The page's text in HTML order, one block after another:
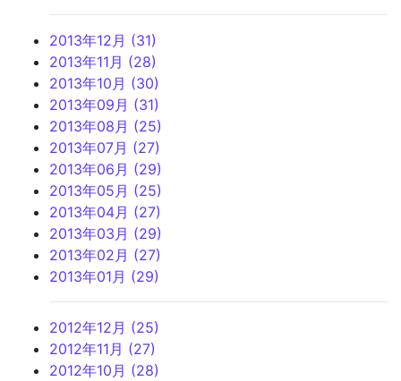
2013年12月 (31)
2013年11月 (28)
2013年10月 (30)
2013年09月 (31)
2013年08月 (25)
2013年07月 (27)
2013年06月 (29)
2013年05月 (25)
2013年04月 (27)
2013年03月 (29)
2013年02月 (27)
2013年01月 (29)
2012年12月 (25)
2012年11月 (27)
2012年10月 (28)